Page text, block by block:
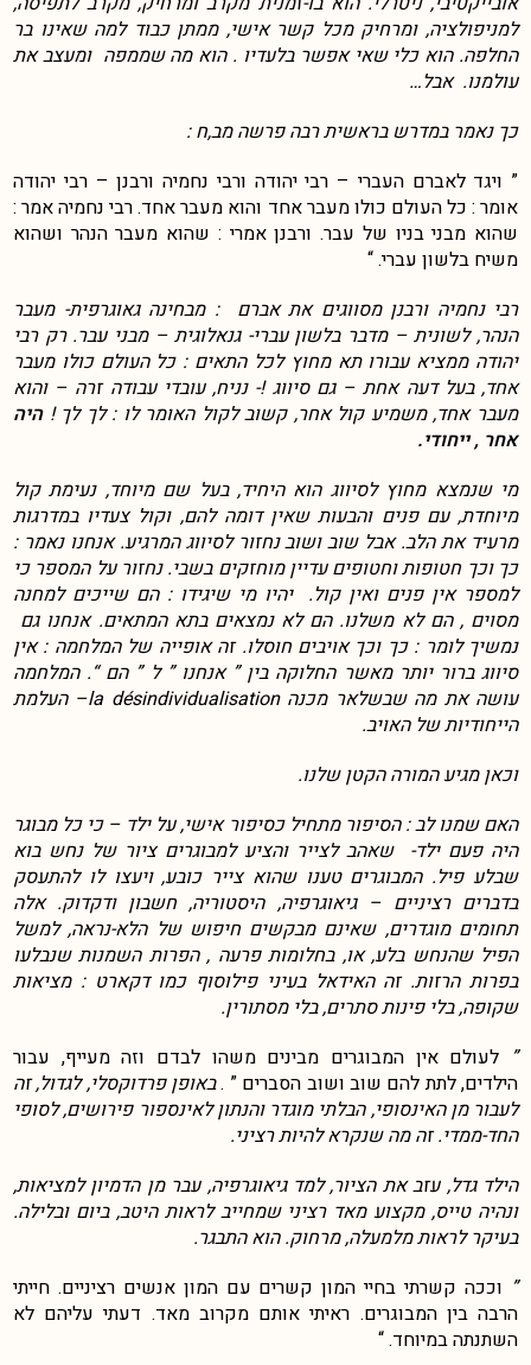
למניפולציה, ומרחיק מכל קשר אישי, ממתן כבוד למה שאינו בר
החלפה. הוא כלי שאי אפשר בלעדיו . הוא מה שממפה ומעצב את
עולמנו. אבל…
כך נאמר במדרש בראשית רבה פרשה מב,ח :
” ויגד לאברם העברי – רבי יהודה ורבי נחמיה ורבנן – רבי יהודה
אומר : כל העולם כולו מעבר אחד והוא מעבר אחד. רבי נחמיה אמר :
שהוא מבני בניו של עבר. ורבנן אמרי : שהוא מעבר הנהר ושהוא
משיח בלשון עברי. “
רבי נחמיה ורבנן מסווגים את אברם : מבחינה גאוגרפית- מעבר
הנהר, לשונית – מדבר בלשון עברי- גנאלוגית – מבני עבר. רק רבי
יהודה ממציא עבורו תא מחוץ לכל התאים : כל העולם כולו מעבר
אחד, בעל דעה אחת – גם סיווג !- נניח, עובדי עבודה זרה – והוא
מעבר אחד, משמיע קול אחר, קשוב לקול האומר לו : לך לך !היה
אחר , ייחודי.
מי שנמצא מחוץ לסיווג הוא היחיד, בעל שם מיוחד, נעימת קול
מיוחדת, עם פנים והבעות שאין דומה להם, וקול צעדיו במדרגות
מרעיד את הלב. אבל שוב ושוב נחזור לסיווג המרגיע. אנחנו נאמר :
כך וכך חטופות וחטופים עדיין מוחזקים בשבי. נחזור על המספר כי
למספר אין פנים ואין קול. יהיו מי שיגידו : הם שייכים למחנה
מסוים , הם לא משלנו. הם לא נמצאים בתא המתאים. אנחנו גם
נמשיך לומר : כך וכך אויבים חוסלו. זה אופייה של המלחמה : אין
סיווג ברור יותר מאשר החלוקה בין ” אנחנו ” ל ” הם “. המלחמה
עושה את מה שבשלאר מכנה la désindividualisation– העלמת
הייחודיות של האויב.
וכאן מגיע המורה הקטן שלנו.
האם שמנו לב : הסיפור מתחיל כסיפור אישי, על ילד – כי כל מבוגר
היה פעם ילד- שאהב לצייר והציע למבוגרים ציור של נחש בוא
שבלע פיל. המבוגרים טענו שהוא צייר כובע, ויעצו לו להתעסק
בדברים רציניים – גיאוגרפיה, היסטוריה, חשבון ודקדוק. אלה
תחומים מוגדרים, שאינם מבקשים חיפוש של הלא-נראה, למשל
הפיל שהנחש בלע, או, בחלומות פרעה , הפרות השמנות שנבלעו
בפרות הרזות. זה האידאל בעיני פילוסוף כמו דקארט : מציאות
שקופה, בלי פינות סתרים, בלי מסתורין.
” לעולם אין המבוגרים מבינים משהו לבדם וזה מעייף, עבור
הילדים, לתת להם שוב ושוב הסברים ” .באופן פרדוקסלי, לגדול, זה
לעבור מן האינסופי, הבלתי מוגדר והנתון לאינספור פירושים, לסופי
החד-ממדי. זה מה שנקרא להיות רציני.
הילד גדל, עזב את הציור, למד גיאוגרפיה, עבר מן הדמיון למציאות,
ונהיה טייס, מקצוע מאד רציני שמחייב לראות היטב, ביום ובלילה.
בעיקר לראות מלמעלה, מרחוק. הוא התבגר.
” וככה קשרתי בחיי המון קשרים עם המון אנשים רציניים. חייתי
הרבה בין המבוגרים. ראיתי אותם מקרוב מאד. דעתי עליהם לא
השתנתה במיוחד. “